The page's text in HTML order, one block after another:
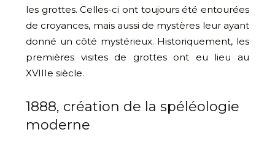
les grottes. Celles-ci ont toujours été entourées
de croyances, mais aussi de mystères leur ayant
donné un côté mystérieux. Historiquement, les
premières visites de grottes ont eu lieu au
XVIIIe siècle.
1888, création de la spéléologie
moderne